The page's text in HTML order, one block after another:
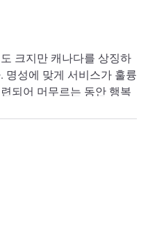
크지만 캐나다를 상징하
명성에 맞게 서비스가 훌륭
되어 머무르는 동안 행복